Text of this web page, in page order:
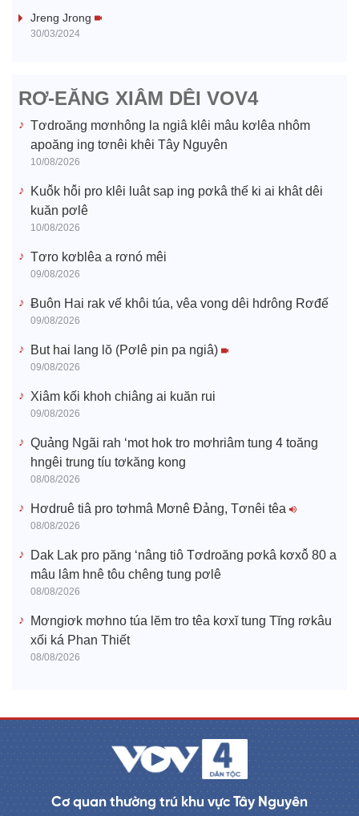
e
o
Jreng Jrong
30/03/2024
RƠ-EĂNG XIÂM DÊI VOV4
Tơdroăng mơnhông la ngiâ klêi mâu kơlêa nhôm
apoăng ing tơnêi khêi Tây Nguyên
10/08/2026
Kuô̆k hô̆i pro klêi luât sap ing pơkâ thế ki ai khât dêi
kuăn pơlê
10/08/2026
Tơro kơblêa a rơnó mêi
09/08/2026
Ƀuôn Hai rak vế khôi túa, vêa vong dêi hdrông Rơđế
09/08/2026
But hai lang lŏ (Pơlê pin pa ngiâ)
09/08/2026
Xiâm kối khoh chiâng ai kuăn rui
09/08/2026
Quảng Ngãi rah ‘mot hok tro mơhriâm tung 4 toăng
hngêi trung tíu tơkăng kong
08/08/2026
Hơdruê tiâ pro tơhmâ Mơnê Đảng, Tơnêi têa
08/08/2026
Dak Lak pro păng ‘nâng tiô Tơdroăng pơkâ kơxô̆ 80 a
mâu lâm hnê tôu chêng tung pơlê
08/08/2026
Mơngiơk mơhno túa lĕm tro têa kơxĭ tung Tĭng rơkâu
xối ká Phan Thiết
08/08/2026
Cơ quan thường trú khu vực Tây Nguyên